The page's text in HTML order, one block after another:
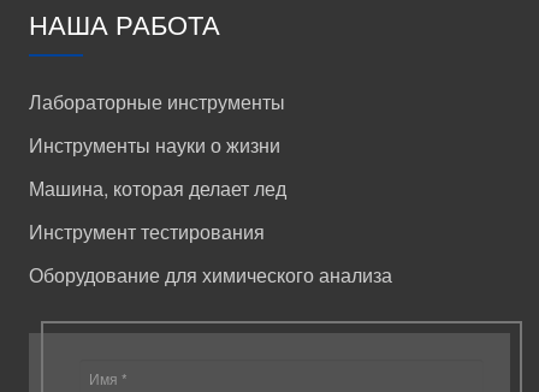
НАША РАБОТА
Лабораторные инструменты
Инструменты науки о жизни
Машина, которая делает лед
Инструмент тестирования
Оборудование для химического анализа